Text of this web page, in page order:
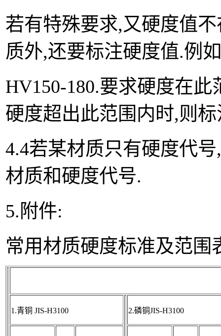
若有特殊要求,又硬度值
质外,还要标注硬度值.例
HV150-180.要求硬度在
硬度超出此范围内时,则
4.4若某材质只有硬度代
材质和硬度代号.
5.附件:
常用材质硬度标准及范围
1.青铜 JIS-H3100 2.磷铜JIS-H3100